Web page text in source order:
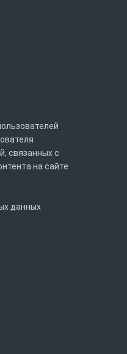
связанных с
на сайте
данных